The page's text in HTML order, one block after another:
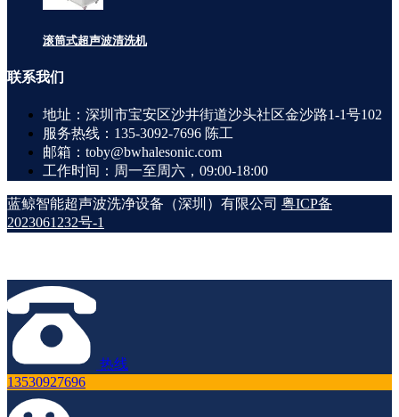
滚筒式超声波清洗机
联系我们
地址：深圳市宝安区沙井街道沙头社区金沙路1-1号102
服务热线：135-3092-7696 陈工
邮箱：toby@bwhalesonic.com
工作时间：周一至周六，09:00-18:00
蓝鲸智能超声波洗净设备（深圳）有限公司 粤ICP备
2023061232号-1
热线
13530927696